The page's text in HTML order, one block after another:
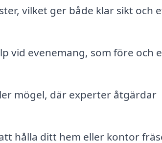
vilket ger både klar sikt och
vid evenemang, som före och
mögel, där experter åtgärdar
hålla ditt hem eller kontor